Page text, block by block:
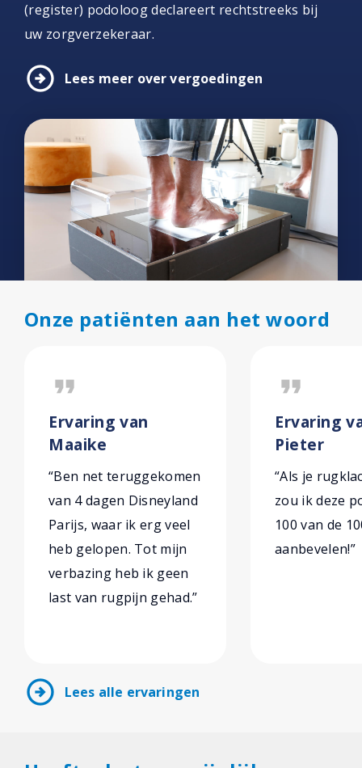
(register) podoloog declareert rechtstreeks bij
uw zorgverzekeraar.
arrow_circle_right Lees meer over vergoedingen
Onze patiënten aan het woord
format_quote
Ervaring van
Maaike
“Ben net teruggekomen
van 4 dagen Disneyland
Parijs, waar ik erg veel
heb gelopen. Tot mijn
verbazing heb ik geen
last van rugpijn gehad.”
format_quote
Ervaring
Pieter
“Als je
zou ik deze
100 van de
aanbevelen!”
arrow_circle_right Lees alle ervaringen